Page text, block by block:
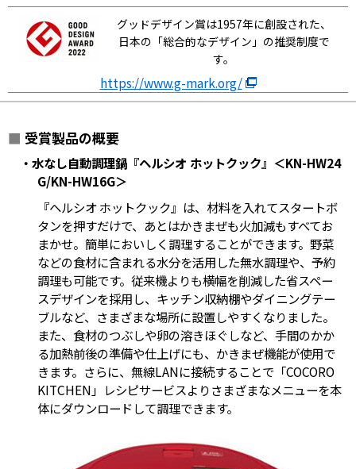
グッドデザイン賞は1957年に創設された、
日本の「総合的なデザイン」の推奨制度で
す。
https://www.g-mark.org/
■ 受賞製品の概要
・水なし自動調理鍋『ヘルシオ ホットクック』＜KN-HW24
G/KN-HW16G＞
『ヘルシオ ホットクック』は、材料を入れてスタートボ
タンを押すだけで、あとはかきまぜも火加減もすべてお
まかせ。簡単においしく調理することができます。野菜
などの食材に含まれる水分を活用した無水調理や、予約
調理も可能です。従来機よりも横幅を削減した省スペー
スデザインを採用し、キッチン収納棚やダイニングテー
ブルなど、さまざまな場所に設置しやすくなりました。
また、食材のつぶしや卵の溶きほぐしなど、手間のかか
る加熱前後の準備や仕上げにも、かきまぜ機能が使用で
きます。さらに、無線LANに接続することで「COCORO
KITCHEN」レシピサービスよりさまざまなメニューを本
体にダウンロードして調理できます。